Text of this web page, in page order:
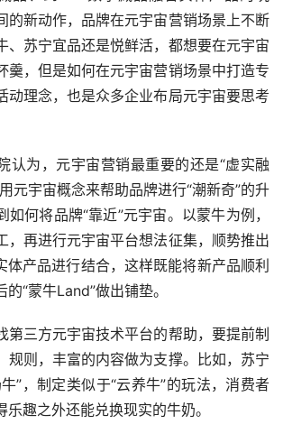
的新动作，品牌在元宇宙营销场景上不断
、苏宁宜品还是悦鲜活，都想要在元宇宙
羹，但是如何在元宇宙营销场景中打造专
动理念，也是众多企业布局元宇宙要思考
认为，元宇宙营销最重要的还是“虚实融
元宇宙概念来帮助品牌进行“潮新奇”的升
何将品牌“靠近”元宇宙。以蒙牛为例，
，再进行元宇宙平台想法征集，顺势推出
体产品进行结合，这样既能将新产品顺利
“蒙牛Land”做出铺垫。
第三方元宇宙技术平台的帮助，要提前制
规则，丰富的内容做为支撑。比如，苏宁
”，制定类似于“云养牛”的玩法，消费者
趣之外还能兑换现实的牛奶。